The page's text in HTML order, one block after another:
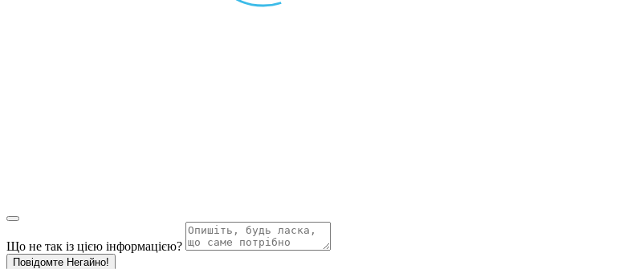
Що не так із цією інформацією?
Повідомте Негайно!